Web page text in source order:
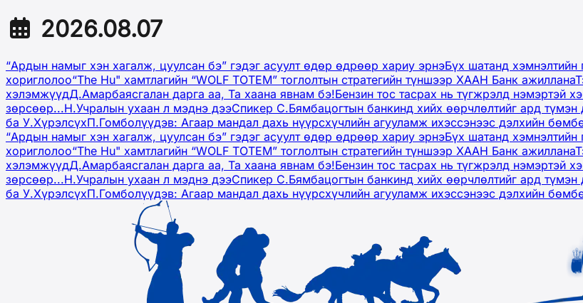
2026.08.07
“Ардын намыг хэн хагалж, цуулсан бэ” гэдэг асуулт өдөр өдрөөр хариу эрнэБүх шатанд
хориглолоо“The Hu" хамтлагийн “WOLF TOTEM” тоглолтын стратегийн түншээр ХААН Банк ажиллана
хэлэмжүүдД.Амарбаясгалан дарга аа, Та хаана явнам бэ!Бензин тос тасрах нь түгжрэлд нэмэртэй
зөрсөөр...Н.Учралын ухаан л мэднэ дээСпикер С.Бямбацогтын банкинд хийх өөрчлөлтийг ард түмэн
ба У.ХүрэлсүхП.Гомболүүдэв: Агаар мандал дахь нүүрсхүчлийн агууламж ихэссэнээс дэлхийн
“Ардын намыг хэн хагалж, цуулсан бэ” гэдэг асуулт өдөр өдрөөр хариу эрнэБүх шатанд
хориглолоо“The Hu" хамтлагийн “WOLF TOTEM” тоглолтын стратегийн түншээр ХААН Банк ажиллана
хэлэмжүүдД.Амарбаясгалан дарга аа, Та хаана явнам бэ!Бензин тос тасрах нь түгжрэлд нэмэртэй
зөрсөөр...Н.Учралын ухаан л мэднэ дээСпикер С.Бямбацогтын банкинд хийх өөрчлөлтийг ард түмэн
ба У.ХүрэлсүхП.Гомболүүдэв: Агаар мандал дахь нүүрсхүчлийн агууламж ихэссэнээс дэлхийн